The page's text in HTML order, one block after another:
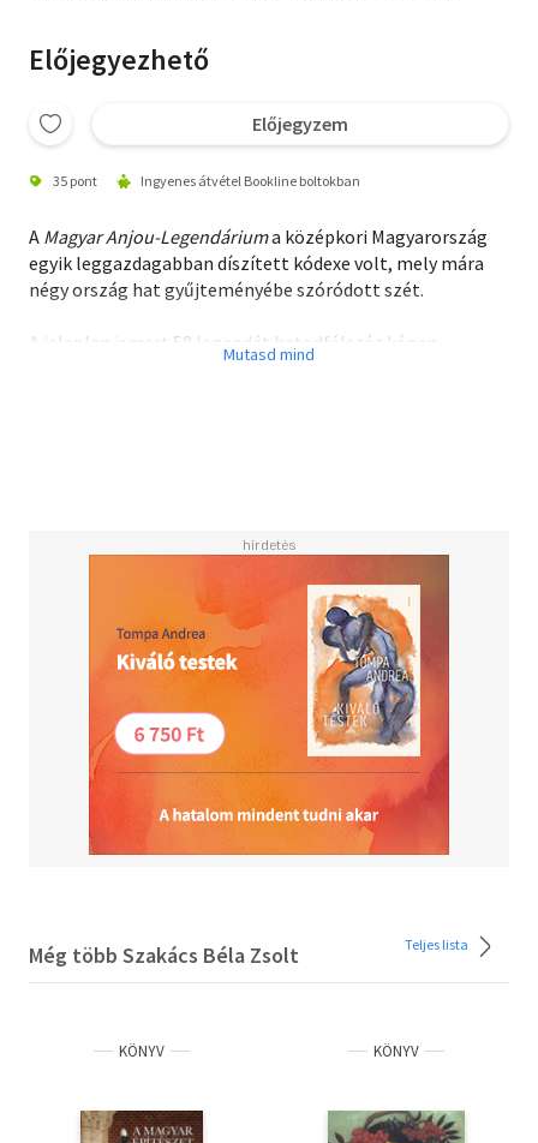
Előjegyezhető
Előjegyzem
35 pont Ingyenes átvétel Bookline boltokban
A Magyar Anjou-Legendáriuma középkori Magyarország
egyik leggazdagabban díszített kódexe volt, mely mára
négy ország hat gyűjteményébe szóródott szét.
A jelenleg ismert 58 legendát hatodfélszáz képen
segítségével új kísérletet tesz az eredeti állapot
rekonstrukciójára, és fényt vet a kódex további sorsára.
Még több Szakács Béla Zsolt Teljes lista
KÖNYV KÖNYV